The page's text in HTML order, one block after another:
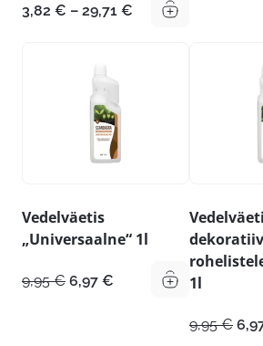
3,82 € – 29,71 € Hinnavahemik:
Vedelväetis
„Universaalne“ 1l
9,95€ Algne
6,97 € Praegune
1l
9,95€